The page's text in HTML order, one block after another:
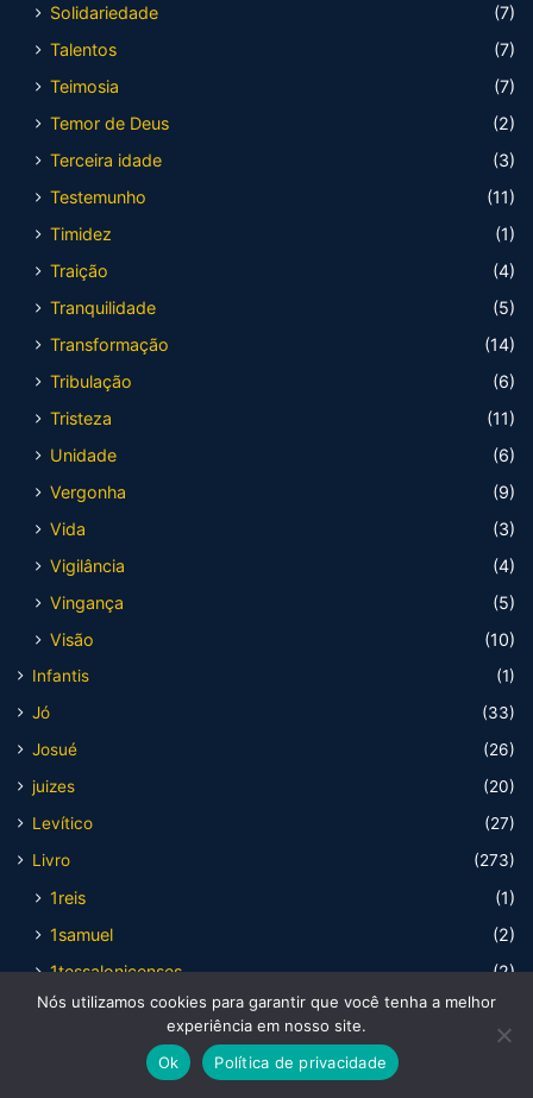
Solidariedade
(7)
Talentos
(7)
Teimosia
(7)
Temor de Deus
(2)
Terceira idade
(3)
Testemunho
(11)
Timidez
(1)
Traição
(4)
Tranquilidade
(5)
Transformação
(14)
Tribulação
(6)
Tristeza
(11)
Unidade
(6)
Vergonha
(9)
Vida
(3)
Vigilância
(4)
Vingança
(5)
Visão
(10)
Infantis
(1)
Jó
(33)
Josué
(26)
juizes
(20)
Levítico
(27)
Livro
(273)
1reis
(1)
1samuel
(2)
1tessalonicenses
(2)
1timoteo
(3)
(1)
Nós utilizamos cookies para garantir que você tenha a melhor
experiência em nosso site.
Ok
Política de privacidade